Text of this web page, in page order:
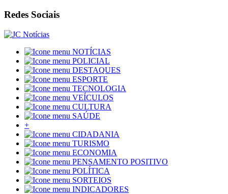
Redes Sociais
NOTÍCIAS
POLICIAL
DESTAQUES
ESPORTE
TECNOLOGIA
VEÍCULOS
CULTURA
SAÚDE
+
CIDADANIA
TURISMO
ECONOMIA
PENSAMENTO POSITIVO
POLÍTICA
SORTEIOS
INDICADORES